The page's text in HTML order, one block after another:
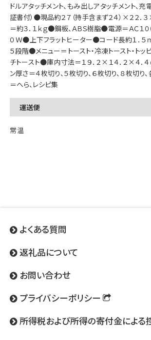
ドルアタッチメント、もみ出しアタッチメント、
証書付）●現品約２７（持手含まず２４）×２２．
＝約３．１ｋｇ●鋼板、ＡＢＳ樹脂●電源＝ＡＣ１
０Ｗ●上下フラットヒーター●コード長約１．
５段階●メニュー＝トースト・冷凍トースト・トッ
チトースト●庫内寸法＝１９．２×１４．２×４
ン厚さ＝４枚切り、５枚切り、６枚切り、８枚切
＝へら、レシピ集
運送便
常温
よくある質問
返礼品について
お問い合わせ
プライバシーポリシー
所得税および所得の寄付金による